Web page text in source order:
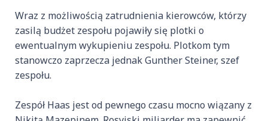
Wraz z możliwością zatrudnienia kierowców, którzy
zasilą budżet zespołu pojawiły się plotki o
ewentualnym wykupieniu zespołu. Plotkom tym
stanowczo zaprzecza jednak Gunther Steiner, szef
zespołu.
Zespół Haas jest od pewnego czasu mocno wiązany z